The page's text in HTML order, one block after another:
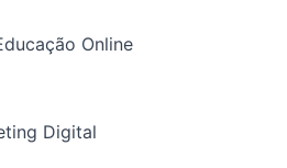
Online
Digital